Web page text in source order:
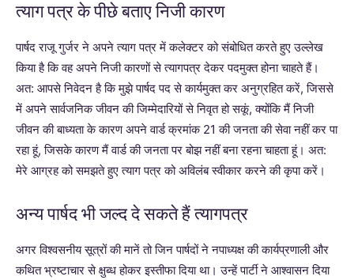
त्याग पत्र के पीछे बताए निजी कारण
पार्षद राजू गुर्जर ने अपने त्याग पत्र में कलेक्टर को संबोधित करते हुए उल्लेख
किया है कि वह अपने निजी कारणों से त्यागपत्र देकर पदमुक्त होना चाहते हैं।
अत: आपसे निवेदन है कि मुझे पार्षद पद से कार्यमुक्त कर अनुग्रहित करें, जिससे
में अपने सार्वजनिक जीवन की जिम्मेदारियों से निवृत हो सकूं, क्योंकि मैं निजी
जीवन की बाध्यता के कारण अपने वार्ड क्रमांक 21 की जनता की सेवा नहीं कर पा
रहा हूं, जिसके कारण मैं वार्ड की जनता पर बोझ नहीं बना रहना चाहता हूं। अत:
मेरे आग्रह को समझते हुए त्याग पत्र को अविलंब स्वीकार करने की कृपा करें।
अन्य पार्षद भी जल्द दे सकते हैं त्यागपत्र
अगर विश्वसनीय सूत्रों की मानें तो जिन पार्षदों ने नपाध्यक्ष की कार्यप्रणाली और
कथित भ्रष्टाचार से क्षुब्ध होकर इस्तीफा दिया था। उन्हें पार्टी ने आश्वासन दिया